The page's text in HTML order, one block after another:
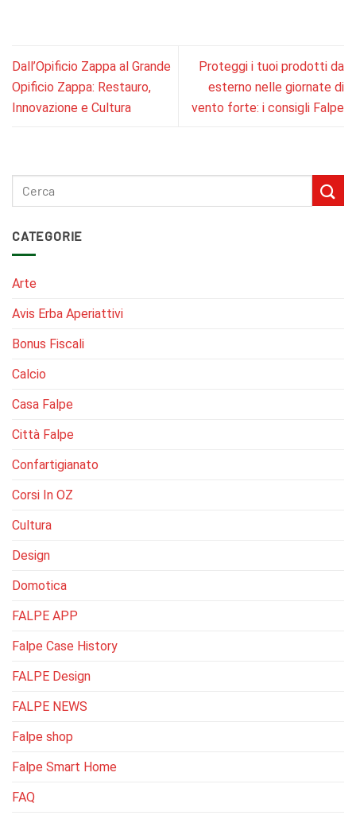
CATEGORIE
Arte
Avis Erba Aperiattivi
Bonus Fiscali
Calcio
Casa Falpe
Città Falpe
Confartigianato
Corsi In OZ
Cultura
Design
Domotica
FALPE APP
Falpe Case History
FALPE Design
FALPE NEWS
Falpe shop
Falpe Smart Home
FAQ
Dall’Opificio Zappa al Grande
Opificio Zappa: Restauro,
Innovazione e Cultura
Proteggi i tuoi prodotti da
esterno nelle giornate di
vento forte: i consigli Falpe